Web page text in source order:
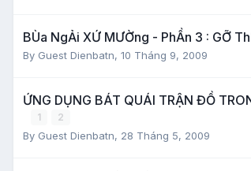
BÙa NgẢi XỨ MƯỜng - PhẦn 3 : GỠ
By Guest Dienbatn, 10 Tháng 9, 2009
ỨNG DỤNG BÁT QUÁI TRẬN ĐỒ
1 2
By Guest Dienbatn, 28 Tháng 5, 2009